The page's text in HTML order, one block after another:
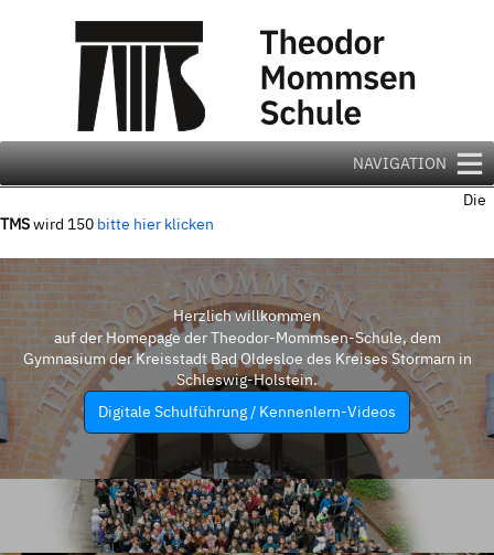
NAVIGATION
Die
TMSwird 150 bitte hier klicken
Herzlich willkommen
auf der Homepage der Theodor-Mommsen-Schule, dem
Gymnasium der Kreisstadt Bad Oldesloe des Kreises Stormarn in
Schleswig-Holstein.
Digitale Schulführung / Kennenlern-Videos